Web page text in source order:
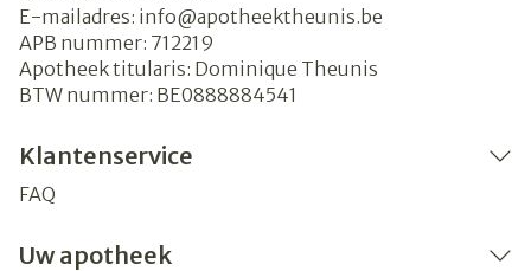
E-mailadres: info@apotheektheunis.be
APB nummer: 712219
Apotheek titularis: Dominique Theunis
BTW nummer: BE0888884541
Klantenservice
FAQ
Uw apotheek